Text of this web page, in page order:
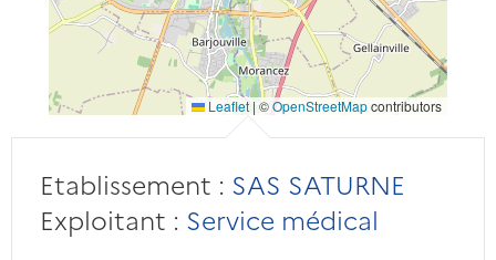
Leaflet | ©OpenStreetMapcontributors
Etablissement : SAS SATURNE
Exploitant : Service médical